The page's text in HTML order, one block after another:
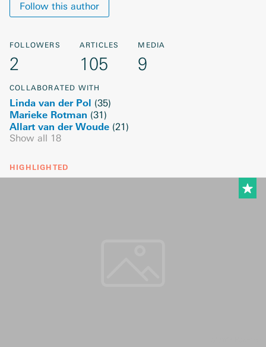
Follow this author
FOLLOWERS
2
ARTICLES
105
MEDIA
9
COLLABORATED WITH
Linda van der Pol (35)
Marieke Rotman (31 )
Allart van der Woude (21 )
Show all 18
HIGHLIGHTED